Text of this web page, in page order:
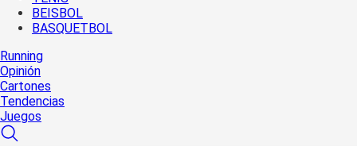
BEISBOL
BASQUETBOL
Running
Opinión
Cartones
Tendencias
Juegos